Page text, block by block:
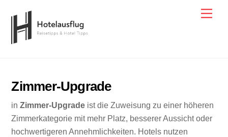
content
Zimmer-Upgrade
inZimmer-Upgrade ist die Zuweisung zu einer höheren
Zimmerkategorie mit mehr Platz, besserer Aussicht oder
hochwertigeren Annehmlichkeiten. Hotels nutzen